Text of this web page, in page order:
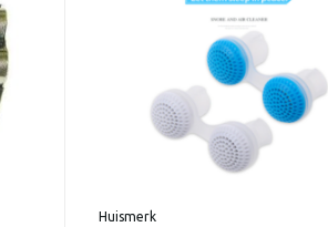
Huismerk